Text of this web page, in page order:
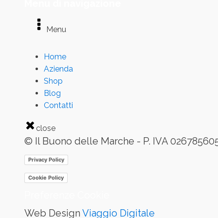
Menu
Home
Azienda
Shop
Blog
Contatti
close
© Il Buono delle Marche - P. IVA
Privacy Policy
Cookie Policy
Web Design Viaggio Digitale